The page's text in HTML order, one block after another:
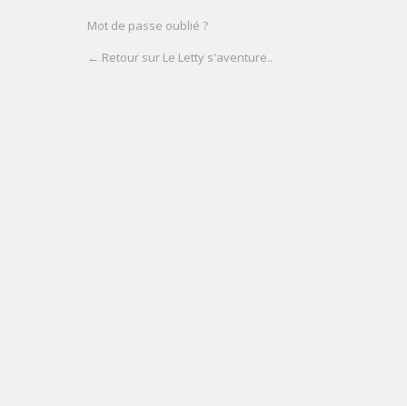
Mot de passe oublié ?
← Retour sur Le Letty s'aventure..